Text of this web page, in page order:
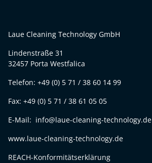
Laue Cleaning Technology GmbH
Lindenstraße 31
32457 Porta Westfalica
Telefon: +49 (0) 5 71 / 38 60 14 99
Fax: +49 (0) 5 71 / 38 61 05 05
E-Mail: info@laue-cleaning-technology.de
www.laue-cleaning-technology.de
REACH-Konformitätserklärung